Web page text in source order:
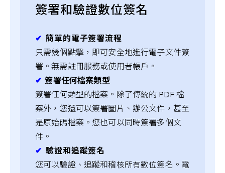
簽署和驗證數位簽名
✔︎ 簡單的電子簽署流程
只需幾個點擊，即可安全地進行電子文件簽
署。無需註冊服務或使用者帳戶。
✔︎ 簽署任何檔案類型
簽署任何類型的檔案。除了傳統的 PDF 檔
案外，您還可以簽署圖片、辦公文件，甚至
是原始碼檔案。您也可以同時簽署多個文
件。
✔︎ 驗證和追蹤簽名
您可以驗證、追蹤和稽核所有數位簽名。電